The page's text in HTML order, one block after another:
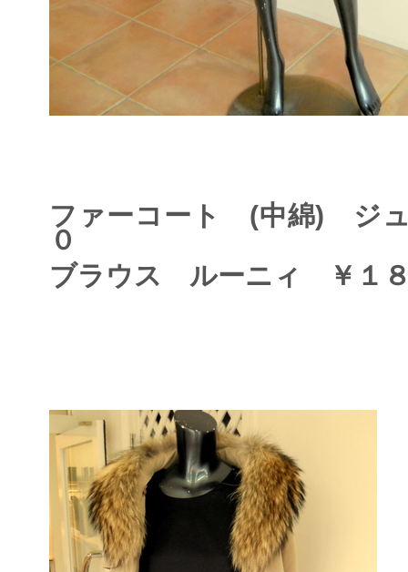
ファーコート (中綿) ジ
０
ブラウス ルーニィ ￥１８